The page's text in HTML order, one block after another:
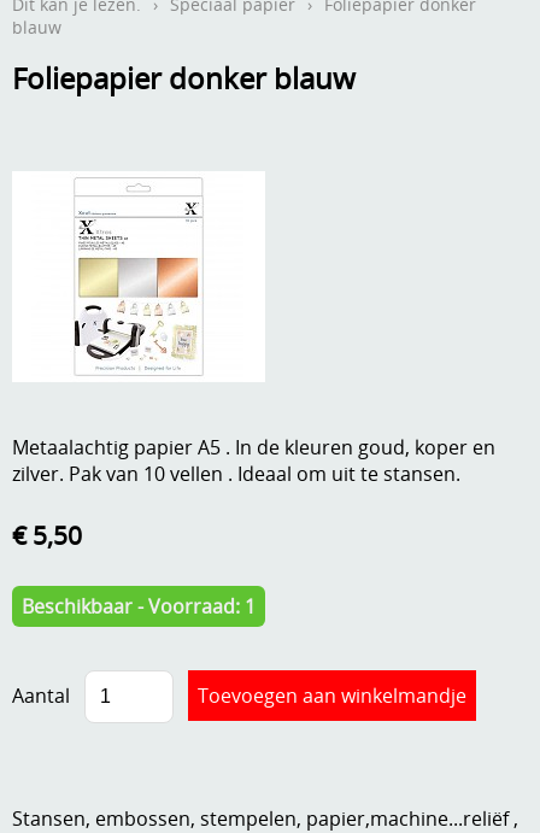
Contact
Webwinkel
Aanbiedingen
Andere
Boeken en magazines
Dies om te stansen
Embossen
Handige extra's
Hechtingsmaterialen
Hout , MDF, kartonmateriaal, steen
Kleurmateriaal-tekenmateriaal
Kneedmateriaal
Knipvellen
Merken
Verzend - en verpakkingsk
Mijn account
Gastenboek
Dit kan je lezen. › Speciaal papier › Foliepapier donker
blauw
Foliepapier donker blauw
Metaalachtig papier A5 . In de kleuren goud, koper en
zilver. Pak van 10 vellen . Ideaal om uit te stansen.
€ 5,50
Beschikbaar - Voorraad: 1
Aantal
Stansen, embossen, stempelen, papier,machine...reliëf ,